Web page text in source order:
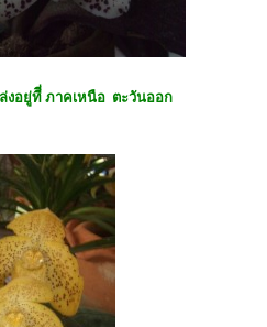
งอยู่ทีี่ ภาคเหนือ ตะวันออก